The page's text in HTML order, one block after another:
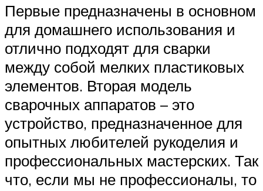
Первые предназначены в основном
для домашнего использования и
отлично подходят для сварки
между собой мелких пластиковых
элементов. Вторая модель
сварочных аппаратов – это
устройство, предназначенное для
опытных любителей рукоделия и
профессиональных мастерских. Так
что, если мы не профессионалы, то